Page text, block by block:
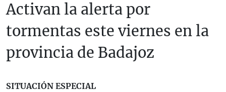
Activan la alerta por
tormentas este viernes en la
provincia de Badajoz
SITUACIÓN ESPECIAL